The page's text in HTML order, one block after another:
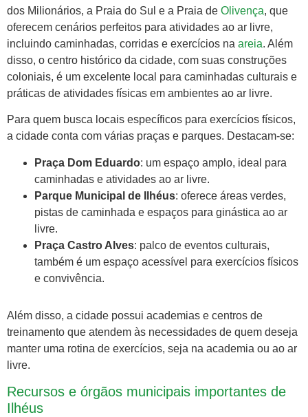
dos Milionários, a Praia do Sul e a Praia de Olivença, que
oferecem cenários perfeitos para atividades ao ar livre,
incluindo caminhadas, corridas e exercícios na areia. Além
disso, o centro histórico da cidade, com suas construções
coloniais, é um excelente local para caminhadas culturais e
práticas de atividades físicas em ambientes ao ar livre.
Para quem busca locais específicos para exercícios físicos,
a cidade conta com várias praças e parques. Destacam-se:
Praça Dom Eduardo: um espaço amplo, ideal para
caminhadas e atividades ao ar livre.
Parque Municipal de Ilhéus: oferece áreas verdes,
pistas de caminhada e espaços para ginástica ao ar
livre.
Praça Castro Alves: palco de eventos culturais,
também é um espaço acessível para exercícios físicos
e convivência.
Além disso, a cidade possui academias e centros de
treinamento que atendem às necessidades de quem deseja
manter uma rotina de exercícios, seja na academia ou ao ar
livre.
Recursos e órgãos municipais importantes de
Ilhéus